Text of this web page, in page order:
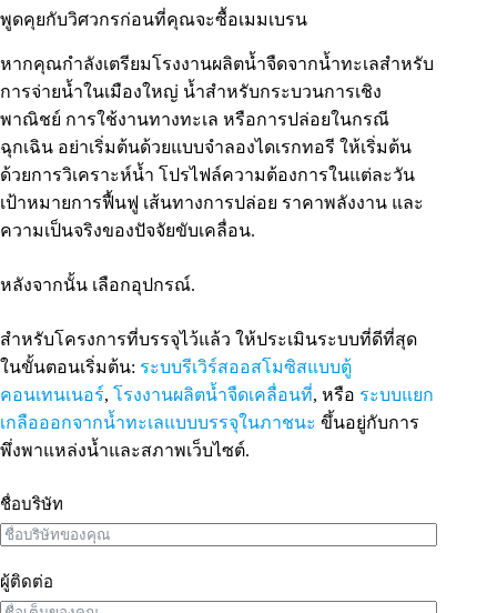
พูดคุยกับวิศวกรก่อนที่คุณจะซื้อเมมเบรน
หากคุณกำลังเตรียมโรงงานผลิตน้ำจืดจากน้ำทะเลสำหรับ
การจ่ายน้ำในเมืองใหญ่ น้ำสำหรับกระบวนการเชิง
พาณิชย์ การใช้งานทางทะเล หรือการปล่อยในกรณี
ฉุกเฉิน อย่าเริ่มต้นด้วยแบบจำลองไดเรกทอรี ให้เริ่มต้น
ด้วยการวิเคราะห์น้ำ โปรไฟล์ความต้องการในแต่ละวัน
เป้าหมายการฟื้นฟู เส้นทางการปล่อย ราคาพลังงาน และ
ความเป็นจริงของปัจจัยขับเคลื่อน.
หลังจากนั้น เลือกอุปกรณ์.
สำหรับโครงการที่บรรจุไว้แล้ว ให้ประเมินระบบที่ดีที่สุด
ในขั้นตอนเริ่มต้น: ระบบรีเวิร์สออสโมซิสแบบตู้
คอนเทนเนอร์, โรงงานผลิตน้ำจืดเคลื่อนที่, หรือ ระบบแยก
เกลือออกจากน้ำทะเลแบบบรรจุในภาชนะ ขึ้นอยู่กับการ
พึ่งพาแหล่งน้ำและสภาพเว็บไซต์.
ชื่อบริษัท
ผู้ติดต่อ